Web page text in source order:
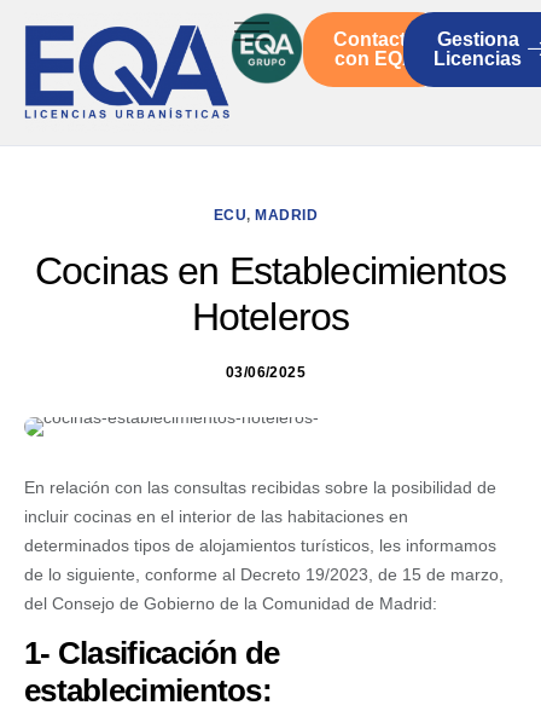
Inicio
Servicios
Quienes somos
Contacto
con EQA
Gestiona
Licencias
ECU, MADRID
Cocinas en Establecimientos
Hoteleros
03/06/2025
En relación con las consultas recibidas sobre la posibilidad de
incluir cocinas en el interior de las habitaciones en
determinados tipos de alojamientos turísticos, les informamos
de lo siguiente, conforme al Decreto 19/2023, de 15 de marzo,
del Consejo de Gobierno de la Comunidad de Madrid:
1- Clasificación de
establecimientos: